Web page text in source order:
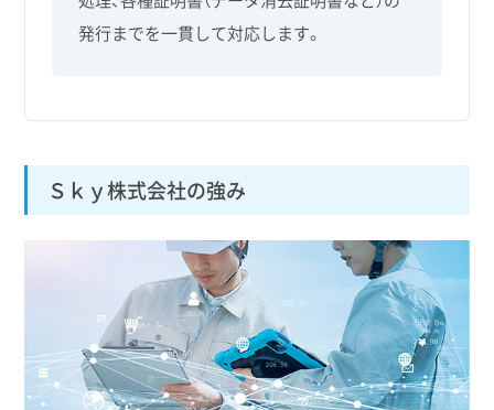
発行までを一貫して対応します。
Ｓｋｙ株式会社の強み